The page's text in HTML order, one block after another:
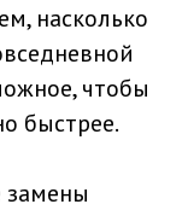
насколько
чтобы
быстрее.
замены